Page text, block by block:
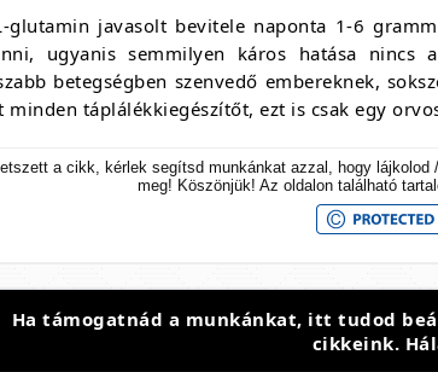
glutamin javasolt bevitele naponta 1-6
ugyanis semmilyen káros hatása nincs
betegségben szenvedő embereknek,
minden táplálékkiegészítőt, ezt is csak egy
a cikk, kérlek segítsd munkánkat azzal, hogy
meg! Köszönjük! Az oldalon található
Ha támogatnád a munkánkat, itt tudod
cikkeink.